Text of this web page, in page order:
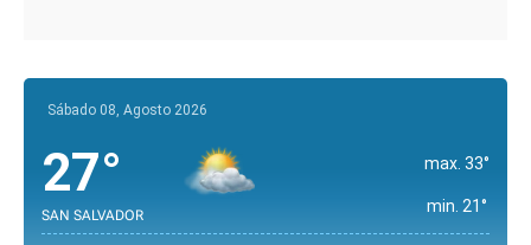
Sábado 08, Agosto 2026
27°
SAN SALVADOR
max. 33°
min. 21°